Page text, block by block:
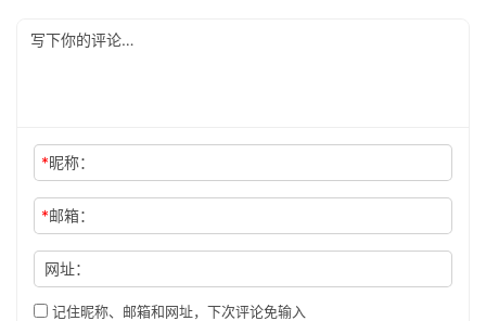
*昵称：
*邮箱：
网址：
记住昵称、邮箱和网址，下次评论免输入